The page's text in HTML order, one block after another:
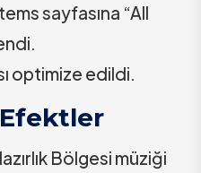
sayfasına “All
optimize edildi.
Bölgesi müziği